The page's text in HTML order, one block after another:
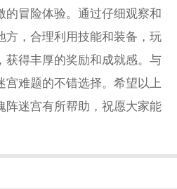
的冒险体验。通过仔细观察和
方，合理利用技能和装备，玩
获得丰厚的奖励和成就感。与
宫难题的不错选择。希望以上
阵迷宫有所帮助，祝愿大家能